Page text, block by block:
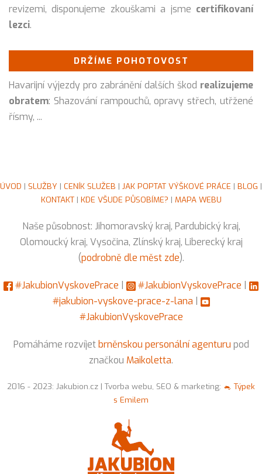
revizemi, disponujeme zkouškami a jsme certifikovaní
lezci.
DRŽÍME POHOTOVOST
Havarijní výjezdy pro zabránění dalších škod realizujeme
obratem: Shazování rampouchů, opravy střech, utřžené
řísmy, ...
ÚVOD | SLUŽBY | CENÍK SLUŽEB | JAK POPTAT VÝŠKOVÉ PRÁCE | BLOG |
KONTAKT| KDE VŠUDE PŮSOBÍME? | MAPA WEBU
Naše působnost: Jihomoravský kraj, Pardubický kraj,
Olomoucký kraj, Vysočina, Zlínský kraj, Liberecký kraj
(podrobně dle měst zde).
#JakubionVyskovePrace #JakubionVyskovePrace
#jakubion-vyskove-prace-z-lana
#JakubionVyskovePrace
Pomáháme rozvíjet brněnskou personální agenturu pod
značkou Maikoletta.
2016 - 2023: Jakubion.cz | Tvorba webu, SEO & marketing: 🐁 Týpek
s Emilem